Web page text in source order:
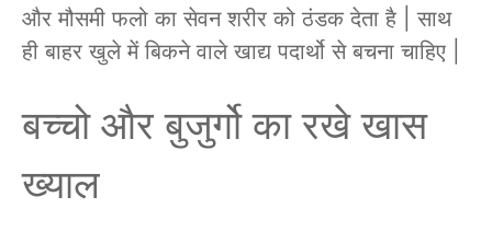
और मौसमी फलो का सेवन शरीर को ठंडक देता है | साथ
ही बाहर खुले में बिकने वाले खाद्य पदार्थो से बचना चाहिए |
बच्चो और बुजुर्गो का रखे खास
ख्याल